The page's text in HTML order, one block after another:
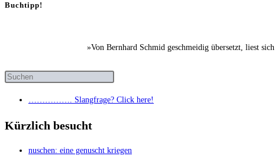
Buchtipp!
»Von Bernhard Schmid geschmeidig übersetzt, liest sich
……………. Slang­fra­ge? Click here!
Kürzlich besucht
nuschen: eine genuscht kriegen